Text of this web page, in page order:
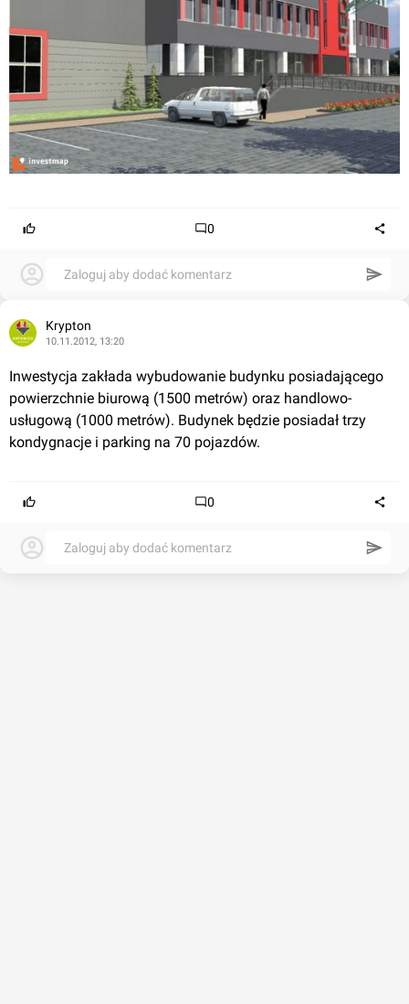
0
Zaloguj aby dodać komentarz
Krypton
10.11.2012, 13:20
Inwestycja zakłada wybudowanie budynku posiadającego
powierzchnie biurową (1500 metrów) oraz handlowo-
usługową (1000 metrów). Budynek będzie posiadał trzy
kondygnacje i parking na 70 pojazdów.
0
Zaloguj aby dodać komentarz